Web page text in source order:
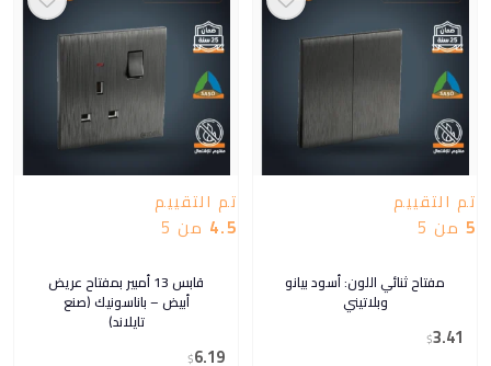
تم التقييم
5 من 5
مفتاح ثنائي اللون: أسود بيانو
وبلاتيني
$3.41
تم التقييم
4.5 من 5
قابس 13 أمبير بمفتاح عريض
أبيض – باناسونيك (صنع
تايلاند)
$6.19